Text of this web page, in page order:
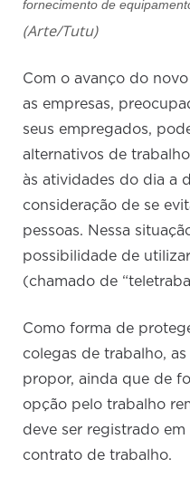
fornecimento de
(Arte/Tutu)
Com o avanço do
as empresas,
seus empregados,
alternativos de
às atividades do dia a
consideração de se
pessoas. Nessa
possibilidade de
(chamado de
Como forma de
colegas de trabalho,
propor, ainda que de
opção pelo trabalho
deve ser registrado
contrato de trabalho.